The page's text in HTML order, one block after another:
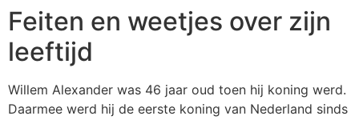
Feiten en weetjes over zijn
leeftijd
Willem Alexander was 46 jaar oud toen hij koning werd.
Daarmee werd hij de eerste koning van Nederland sinds